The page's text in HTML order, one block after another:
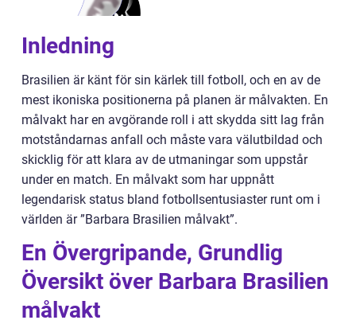
Inledning
Brasilien är känt för sin kärlek till fotboll, och en av de
mest ikoniska positionerna på planen är målvakten. En
målvakt har en avgörande roll i att skydda sitt lag från
motståndarnas anfall och måste vara välutbildad och
skicklig för att klara av de utmaningar som uppstår
under en match. En målvakt som har uppnått
legendarisk status bland fotbollsentusiaster runt om i
världen är ”Barbara Brasilien målvakt”.
En Övergripande, Grundlig
Översikt över Barbara Brasilien
målvakt